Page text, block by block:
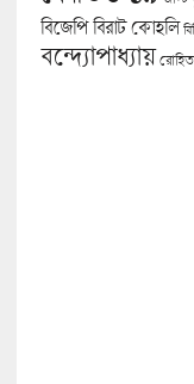
বিজেপি বিরাট কোহলি
বন্দ্যোপাধ্যায় রোহিত